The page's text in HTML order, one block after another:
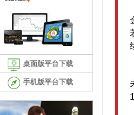
桌面版平台下载
手机版平台下载